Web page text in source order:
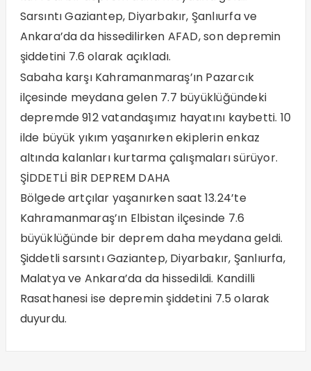
Sarsıntı Gaziantep, Diyarbakır, Şanlıurfa ve
Ankara’da da hissedilirken AFAD, son depremin
şiddetini 7.6 olarak açıkladı.
Sabaha karşı Kahramanmaraş’ın Pazarcık
ilçesinde meydana gelen 7.7 büyüklüğündeki
depremde 912 vatandaşımız hayatını kaybetti. 10
ilde büyük yıkım yaşanırken ekiplerin enkaz
altında kalanları kurtarma çalışmaları sürüyor.
ŞİDDETLİ BİR DEPREM DAHA
Bölgede artçılar yaşanırken saat 13.24’te
Kahramanmaraş’ın Elbistan ilçesinde 7.6
büyüklüğünde bir deprem daha meydana geldi.
Şiddetli sarsıntı Gaziantep, Diyarbakır, Şanlıurfa,
Malatya ve Ankara’da da hissedildi. Kandilli
Rasathanesi ise depremin şiddetini 7.5 olarak
duyurdu.